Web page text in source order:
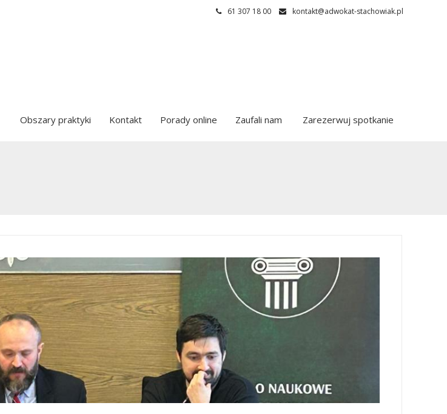
61 307 18 00 kontakt@adwokat-stachowiak.pl
Obszary praktyki Kontakt Porady online Zaufali nam Zarezerwuj spotkanie